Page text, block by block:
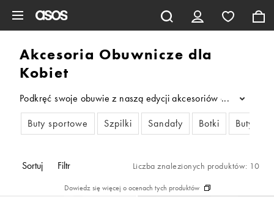
Akcesoria Obuwnicze dla
Kobiet
Podkręć swoje obuwie z naszą edycji akcesoriów ...
Buty sportowe
Szpilki Sandały Botki Buty na
Sortuj Filtr Liczba znalezionych produktów: 10
Dowiedz się więcej o ocenach tych produktów